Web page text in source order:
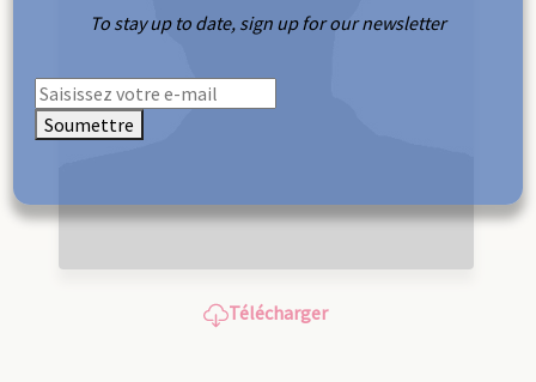
Télécharger
To stay up to date, sign up for our newsletter
Soumettre